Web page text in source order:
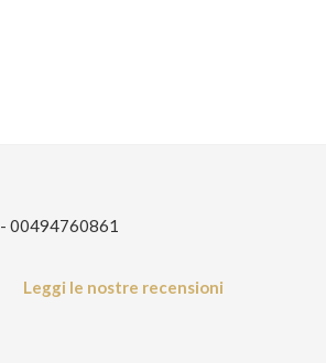
- 00494760861
Leggi le nostre recensioni